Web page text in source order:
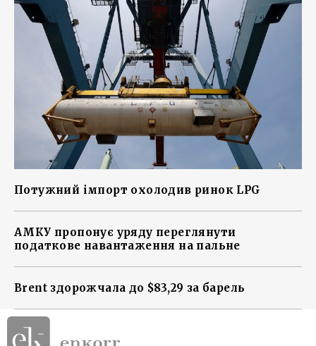
Потужний імпорт охолодив ринок LPG
АМКУ пропонує уряду переглянути
податкове навантаження на пальне
Brent здорожчала до $83,29 за барель